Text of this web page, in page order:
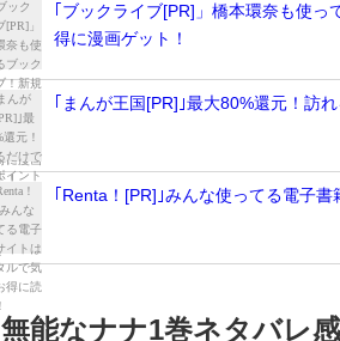
｢ブックライブ[PR]」橋本環奈も使
得に漫画ゲット！
｢まんが王国[PR]｣最大80%還元！訪
｢Renta！[PR]｣みんな使ってる電子
無能なナナ1巻ネタバレ